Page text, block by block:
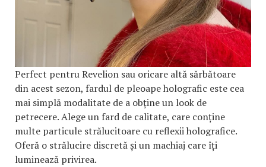
Perfect pentru Revelion sau oricare altă sărbătoare
din acest sezon, fardul de pleoape holografic este cea
mai simplă modalitate de a obține un look de
petrecere. Alege un fard de calitate, care conține
multe particule strălucitoare cu reflexii holografice.
Oferă o strălucire discretă și un machiaj care îți
luminează privirea.